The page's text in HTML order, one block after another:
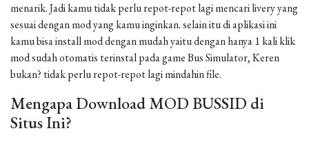
menarik. Jadi kamu tidak perlu repot-repot lagi mencari livery yang
sesuai dengan mod yang kamu inginkan. selain itu di aplikasi ini
kamu bisa install mod dengan mudah yaitu dengan hanya 1 kali klik
mod sudah otomatis terinstal pada game Bus Simulator, Keren
bukan? tidak perlu repot-repot lagi mindahin file.
Mengapa Download MOD BUSSID di
Situs Ini?